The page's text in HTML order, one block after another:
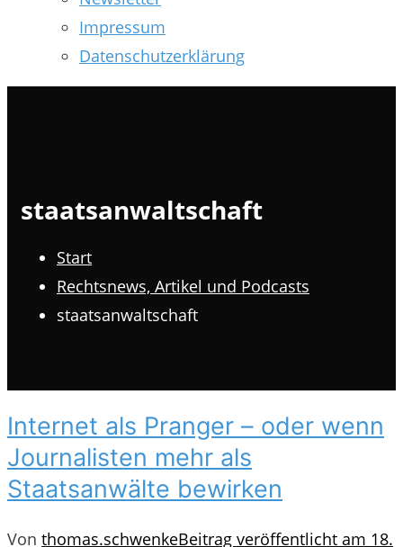
Impressum
Datenschutzerklärung
staatsanwaltschaft
Start
Rechtsnews, Artikel und Podcasts
staatsanwaltschaft
Internet als Pranger – oder wenn
Journalisten mehr als
Staatsanwälte bewirken
Von thomas.schwenkeBeitrag veröffentlicht am 18.